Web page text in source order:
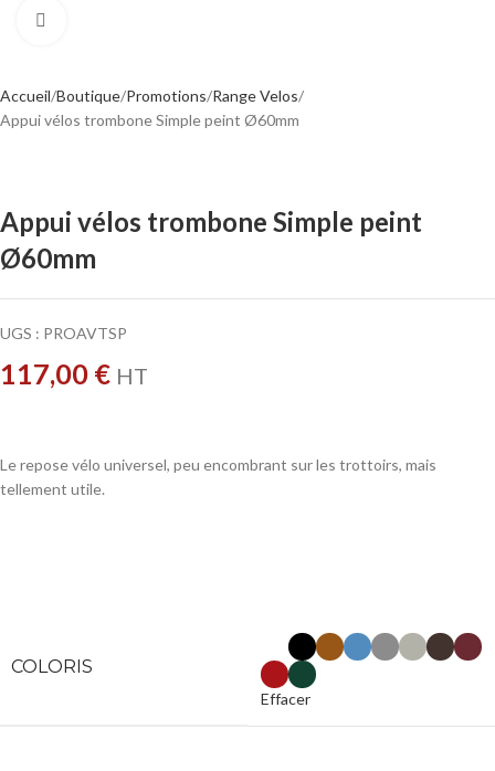
Accueil Boutique Promotions Range Velos
Appui vélos trombone Simple peint Ø60mm
Appui vélos trombone Simple peint
Ø60mm
UGS : PROAVTSP
117,00 € HT
Le repose vélo universel, peu encombrant sur les trottoirs, mais
tellement utile.
COLORIS
Effacer